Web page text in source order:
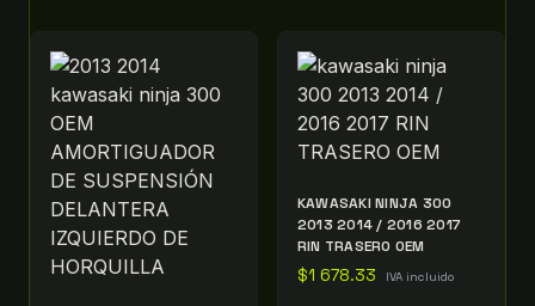
KAWASAKI NINJA 300
2013 2014 / 2016 2017
RIN TRASERO OEM
$1 678.33 IVA incluido